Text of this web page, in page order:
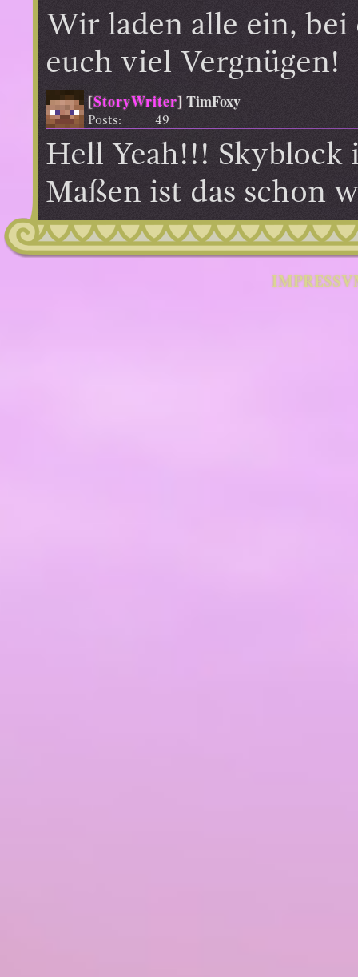
Wir laden alle ein,
euch viel Vergnügen!
[StoryWriter]TimFoxy
Posts: 49
Hell Yeah!!! Skyblock
Maßen ist das schon